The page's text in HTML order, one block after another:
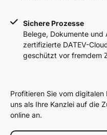
Sichere Prozesse
Belege, Dokumente
zertifizierte DATEV-
geschützt vor fremdem
Profitieren Sie vom
uns als Ihre Kanzlei auf die
online an.